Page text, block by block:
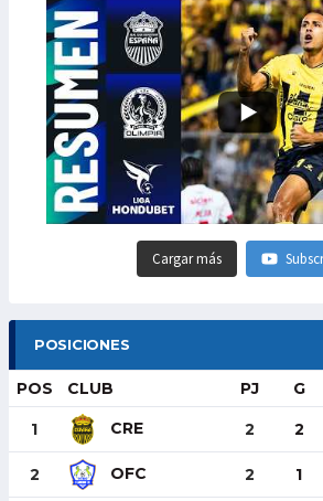
Cargar más
POSICIONES
POS CLUB PJ G
1 CRE 2 2
2 OFC 2 1